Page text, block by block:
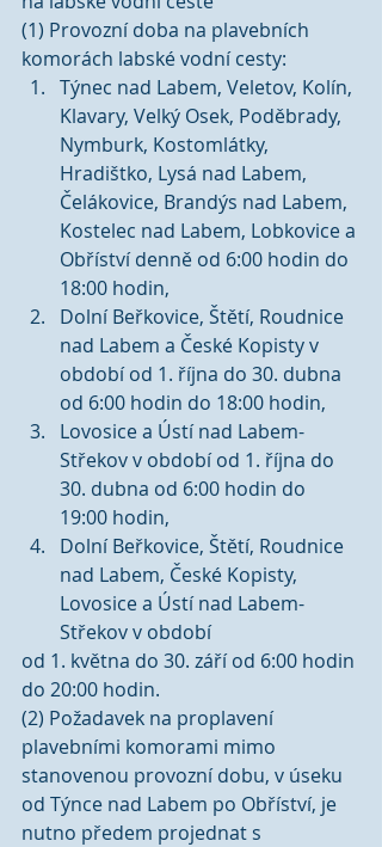
(1) Provozní doba na plavebních
komorách labské vodní cesty:
Týnec nad Labem, Veletov, Kolín,
Klavary, Velký Osek, Poděbrady,
Nymburk, Kostomlátky,
Hradištko, Lysá nad Labem,
Čelákovice, Brandýs nad Labem,
Kostelec nad Labem, Lobkovice a
Obříství denně od 6:00 hodin do
18:00 hodin,
Dolní Beřkovice, Štětí, Roudnice
nad Labem a České Kopisty v
období od 1. října do 30. dubna
od 6:00 hodin do 18:00 hodin,
Lovosice a Ústí nad Labem-
Střekov v období od 1. října do
30. dubna od 6:00 hodin do
19:00 hodin,
Dolní Beřkovice, Štětí, Roudnice
nad Labem, České Kopisty,
Lovosice a Ústí nad Labem-
Střekov v období
od 1. května do 30. září od 6:00 hodin
do 20:00 hodin.
(2) Požadavek na proplavení
plavebními komorami mimo
stanovenou provozní dobu, v úseku
od Týnce nad Labem po Obříství, je
nutno předem projednat s